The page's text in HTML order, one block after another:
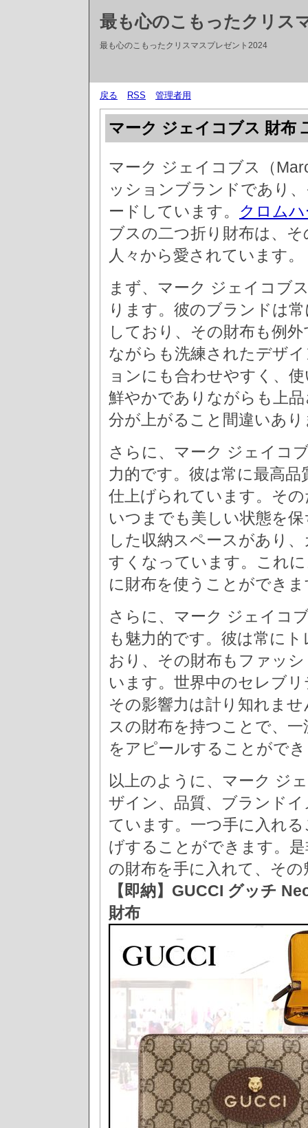
最も心のこもったクリス
最も心のこもったクリスマスプレゼント2024
戻る RSS 管理者用
マーク ジェイコブス 財布
マーク ジェイコブス（
ッションブランドであり
ードしています。 クロム
ブスの二つ折り財布は、
人々から愛されています。
まず、マーク ジェイコブ
ります。彼のブランドは
しており、その財布も例
ながらも洗練されたデザ
ョンにも合わせやすく、
鮮やかでありながらも上
分が上がること間違いあ
さらに、マーク ジェイコ
力的です。彼は常に最高
仕上げられています。そ
いつまでも美しい状態を
した収納スペースがあり
すくなっています。これ
に財布を使うことができ
さらに、マーク ジェイコ
も魅力的です。彼は常に
おり、その財布もファッ
います。世界中のセレブ
その影響力は計り知れま
スの財布を持つことで、
をアピールすることがで
以上のように、マーク ジ
ザイン、品質、ブランド
ています。一つ手に入れ
げすることができます。
の財布を手に入れて、そ
【即納】GUCCI グッチ
財布